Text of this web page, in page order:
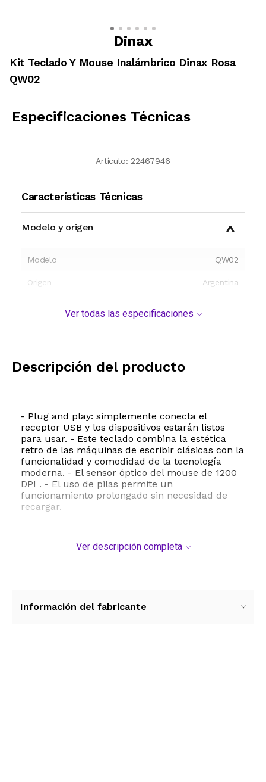
Dinax
Kit Teclado Y Mouse Inalámbrico Dinax Rosa
QW02
Especificaciones Técnicas
Artículo: 22467946
Características Técnicas
Modelo y origen
Modelo QW02
Origen Argentina
Ver todas las especificaciones
Descripción del producto
- Plug and play: simplemente conecta el
receptor USB y los dispositivos estarán listos
para usar. - Este teclado combina la estética
retro de las máquinas de escribir clásicas con la
funcionalidad y comodidad de la tecnología
moderna. - El sensor óptico del mouse de 1200
DPI . - El uso de pilas permite un
funcionamiento prolongado sin necesidad de
recargar.
Ver descripción completa
Información del fabricante